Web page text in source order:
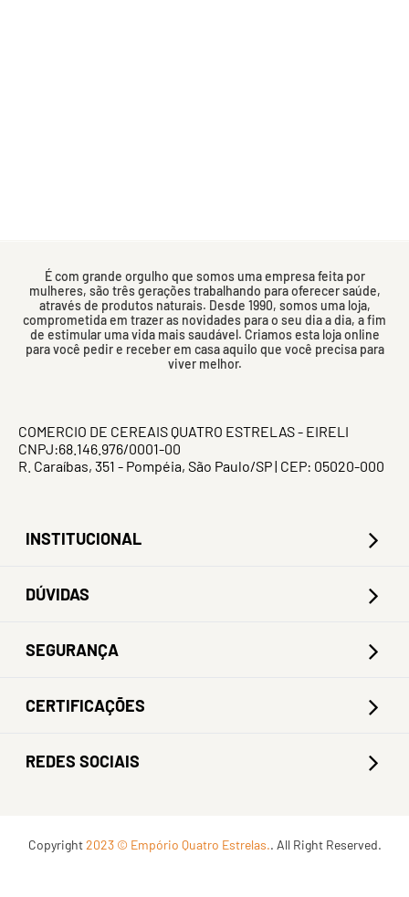
É com grande orgulho que somos uma empresa feita por
mulheres, são três gerações trabalhando para oferecer saúde,
através de produtos naturais. Desde 1990, somos uma loja,
comprometida em trazer as novidades para o seu dia a dia, a fim
de estimular uma vida mais saudável. Criamos esta loja online
para você pedir e receber em casa aquilo que você precisa para
viver melhor.
COMERCIO DE CEREAIS QUATRO ESTRELAS - EIRELI
CNPJ:68.146.976/0001-00
R. Caraíbas, 351 - Pompéia, São Paulo/SP | CEP: 05020-000
INSTITUCIONAL
DÚVIDAS
SEGURANÇA
CERTIFICAÇÕES
REDES SOCIAIS
Copyright2023 © Empório Quatro Estrelas.. All Right Reserved.